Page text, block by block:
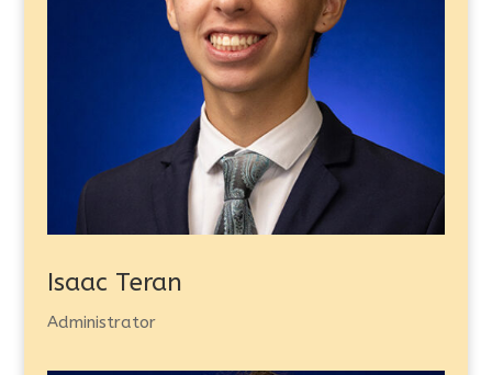
Isaac Teran
Administrator